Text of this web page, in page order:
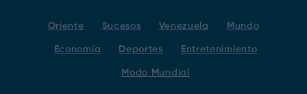
Oriente Sucesos Venezuela Mundo
Economía Deportes Entretenimiento
Modo Mundial